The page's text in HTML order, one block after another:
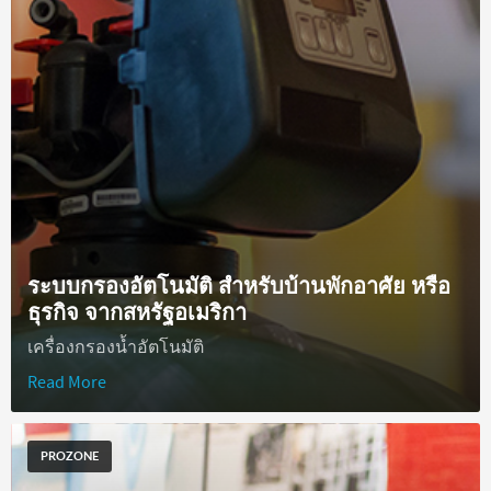
ระบบกรองอัตโนมัติ สำหรับบ้านพักอาศัย หรือ
ธุรกิจ จากสหรัฐอเมริกา
เครื่องกรองน้ำอัตโนมัติ
Read More
PROZONE